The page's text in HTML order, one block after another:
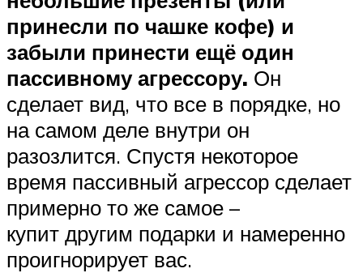
принесли по чашке кофе) и
забыли принести ещё один
пассивному агрессору. Он
сделает вид, что все в порядке, но
на самом деле внутри он
разозлится. Спустя некоторое
время пассивный агрессор сделает
примерно то же самое –
купит другим подарки и намеренно
проигнорирует вас.